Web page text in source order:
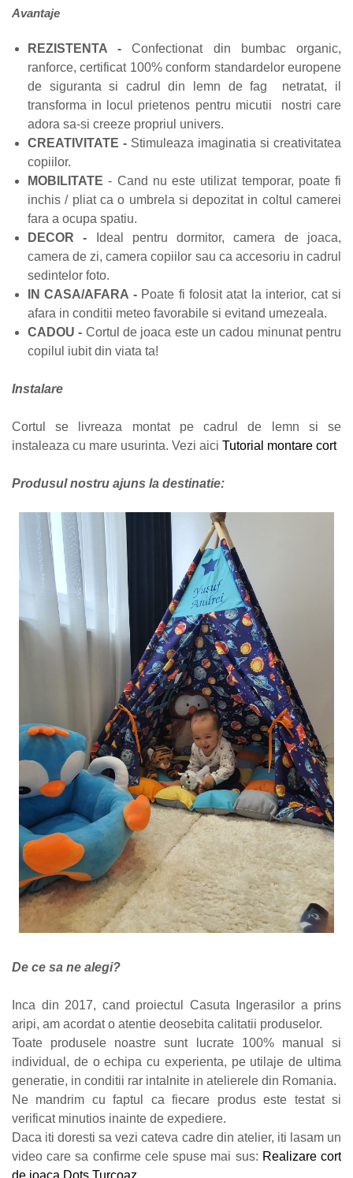
Avantaje
REZISTENTA -Confectionat din bumbac organic,
ranforce, certificat 100% conform standardelor europene
de siguranta si cadrul din lemn de fag netratat, il
transforma in locul prietenos pentru micutii nostri care
adora sa-si creeze propriul univers.
CREATIVITATE - Stimuleaza imaginatia si creativitatea
copiilor.
MOBILITATE- Cand nu este utilizat temporar, poate fi
inchis / pliat ca o umbrela si depozitat in coltul camerei
fara a ocupa spatiu.
DECOR -
Ideal pentru dormitor, camera de joaca,
camera de zi, camera copiilor sau ca accesoriu in cadrul
sedintelor foto.
IN CASA/AFARA - Poate fi folosit atat la interior, cat si
afara in conditii meteo favorabile si evitand umezeala.
CADOU - Cortul de joaca este un cadou minunat pentru
copilul iubit din viata ta!
Instalare
Cortul se livreaza montat pe cadrul de lemn si se
instaleaza cu mare usurinta. Vezi aici Tutorial montare cort
Produsul nostru ajuns la destinatie:
De ce sa ne alegi?
Inca din 2017, cand proiectul Casuta Ingerasilor a prins
aripi, am acordat o atentie deosebita calitatii produselor.
Toate produsele noastre sunt lucrate 100% manual si
individual, de o echipa cu experienta, pe utilaje de ultima
generatie, in conditii rar intalnite in atelierele din Romania.
Ne mandrim cu faptul ca fiecare produs este testat si
verificat minutios inainte de expediere.
Daca iti doresti sa vezi cateva cadre din atelier, iti lasam un
video care sa confirme cele spuse mai sus: Realizare cort
de joaca Dots Turcoaz